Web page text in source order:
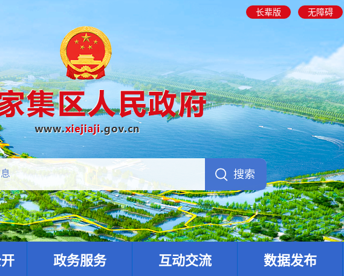
长辈版 无障碍
政务服务 互动交流 数据发布